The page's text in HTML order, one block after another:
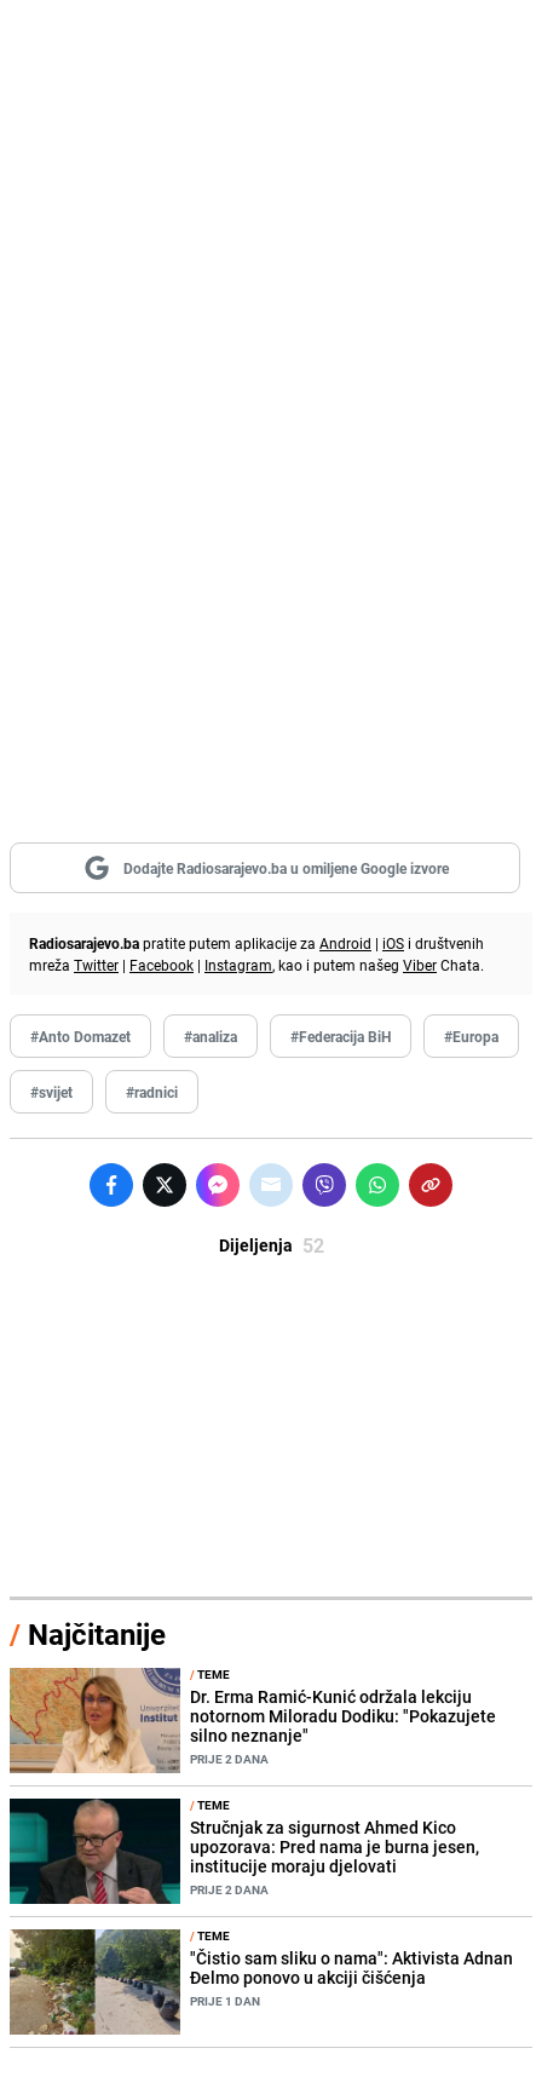
Dodajte Radiosarajevo.ba u omiljene Google izvore
Radiosarajevo.bapratite putem aplikacije za Android | iOS i društvenih
mreža Twitter | Facebook | Instagram, kao i putem našeg ViberChata.
#Anto Domazet #analiza #Federacija BiH #Europa
#svijet #radnici
Dijeljenja 52
/ Najčitanije
/TEME
Dr. Erma Ramić-Kunić održala lekciju
notornom Miloradu Dodiku: "Pokazujete
silno neznanje"
PRIJE 2 DANA
/TEME
Stručnjak za sigurnost Ahmed Kico
upozorava: Pred nama je burna jesen,
institucije moraju djelovati
PRIJE 2 DANA
/TEME
"Čistio sam sliku o nama": Aktivista Adnan
Đelmo ponovo u akciji čišćenja
PRIJE 1 DAN